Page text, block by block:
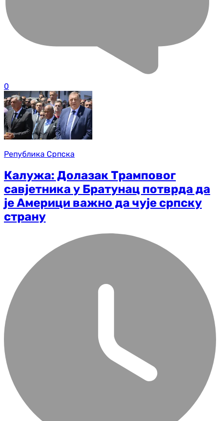
0
Република Српска
Калужа: Долазак Трамповог
савјетника у Братунац потврда да
је Америци важно да чује српску
страну